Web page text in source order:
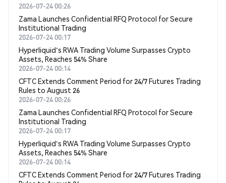
2026-07-24 00:26
Zama Launches Confidential RFQ Protocol for Secure
Institutional Trading
2026-07-24 00:17
Hyperliquid's RWA Trading Volume Surpasses Crypto
Assets, Reaches 54% Share
2026-07-24 00:14
CFTC Extends Comment Period for 24/7 Futures Trading
Rules to August 26
2026-07-24 00:26
Zama Launches Confidential RFQ Protocol for Secure
Institutional Trading
2026-07-24 00:17
Hyperliquid's RWA Trading Volume Surpasses Crypto
Assets, Reaches 54% Share
2026-07-24 00:14
CFTC Extends Comment Period for 24/7 Futures Trading